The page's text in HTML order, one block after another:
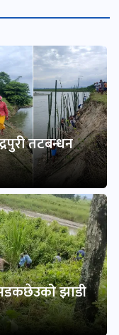
तटबन्धन
झाडी